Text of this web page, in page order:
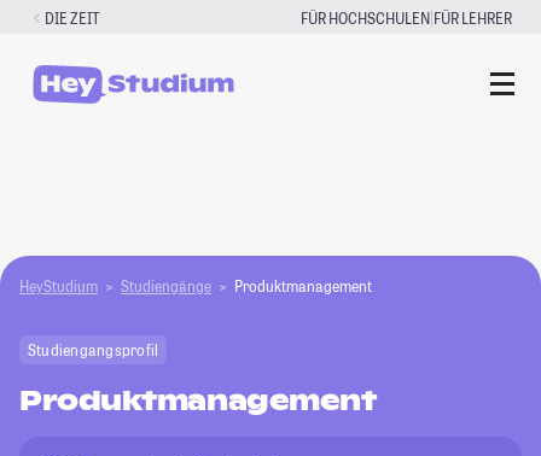
Zum
springen
DIE ZEIT FÜR HOCHSCHULEN|FÜR LEHRER
HeyStudium Studiengänge Produktmanagement
Studiengangsprofil
Produktmanagement